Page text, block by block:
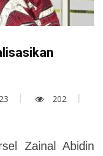
202
Zainal Abidin